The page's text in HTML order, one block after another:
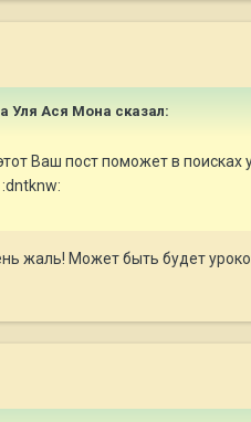
Уля Ася Мона сказал:
Ваш пост поможет в
жаль! Может быть будет